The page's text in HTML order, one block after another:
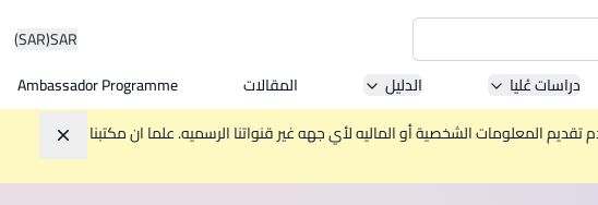
SAR
(SAR)
Asia Pacific
دراسات عُليا الدليل المقالات
Ambassador Programme
المعلومات الشخصية أو الماليه لأي جهه غير قنواتنا الرسميه. علما ان مكتبنا
تجاهل